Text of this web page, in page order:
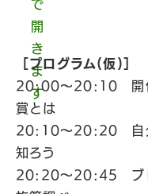
［プログラム(仮)］
20:00〜20:10 開催
賞とは
20:10〜20:20 自分
知ろう
20:20〜20:45 ブレ